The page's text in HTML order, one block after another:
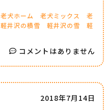
老犬ホーム 老犬ミックス
老
軽井沢の積雪 軽井沢の雪
軽
コメントはありません
2018年7月14日